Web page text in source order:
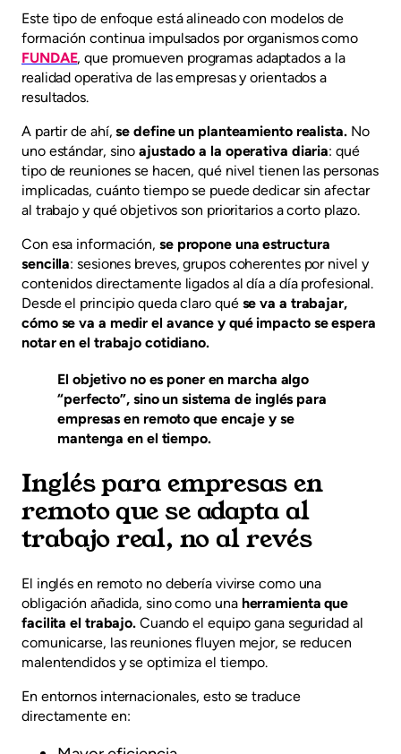
Este tipo de enfoque está alineado con modelos de
formación continua impulsados por organismos como
FUNDAE, que promueven programas adaptados a la
realidad operativa de las empresas y orientados a
resultados.
A partir de ahí,se define un planteamiento realista.No
uno estándar, sinoajustado a la operativa diaria: qué
tipo de reuniones se hacen, qué nivel tienen las personas
implicadas, cuánto tiempo se puede dedicar sin afectar
al trabajo y qué objetivos son prioritarios a corto plazo.
Con esa información, se propone una estructura
sencilla: sesiones breves, grupos coherentes por nivel y
contenidos directamente ligados al día a día profesional.
Desde el principio queda claro quése va a trabajar,
cómo se va a medir el avance y qué impacto se espera
notar en el trabajo cotidiano.
El objetivo no es poner en marcha algo
“perfecto”, sino un sistema de inglés para
empresas en remoto que encaje y se
mantenga en el tiempo.
Inglés para empresas en
remoto que se adapta al
trabajo real, no al revés
El inglés en remoto no debería vivirse como una
obligación añadida, sino como unaherramienta que
facilita el trabajo. Cuando el equipo gana seguridad al
comunicarse, las reuniones fluyen mejor, se reducen
malentendidos y se optimiza el tiempo.
En entornos internacionales, esto se traduce
directamente en: